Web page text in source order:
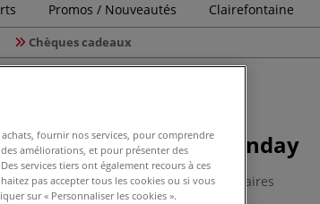
Promos / Nouveautés Clairefontaine
Chèques cadeaux
Cutter sécurité Wonday
0 Commentaires
fournir nos services, pour comprendre
améliorations, et pour présenter des
services tiers ont également recours à ces
pas accepter tous les cookies ou si vous
sur « Personnaliser les cookies ».